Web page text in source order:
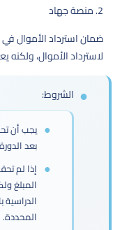
2. منصة جهاد
ضمان استرداد الأموال
لاسترداد الأموال،
الشروط:
يجب أن
بعد
إذا لم
المبلغ
المحددة.